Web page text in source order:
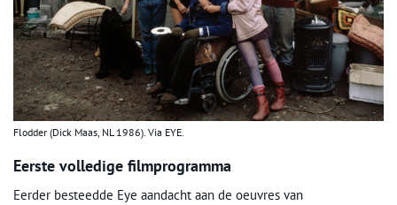
Flodder (Dick Maas, NL 1986). Via EYE.
Eerste volledige filmprogramma
Eerder besteedde Eye aandacht aan de oeuvres van